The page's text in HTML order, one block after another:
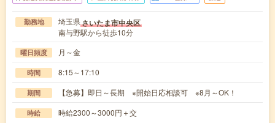
勤務地 埼玉県さいたま市中央区
南与野駅から徒歩10分
曜日頻度 月～金
時間 8:15～17:10
期間 【急募】即日～長期 ※開始日応相談可 ※8月～OK！
時給 時給2300～3000円＋交